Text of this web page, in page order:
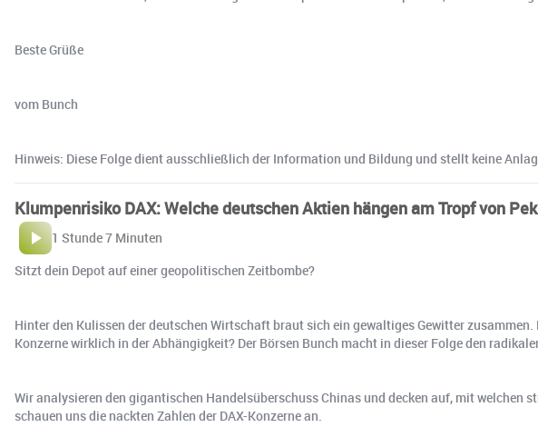
Beste Grüße
vom Bunch
Hinweis: Diese Folge dient ausschließlich der Information und Bildung und stellt keine
Klumpenrisiko DAX: Welche deutschen Aktien hängen am Tropf von
1 Stunde 7 Minuten
Sitzt dein Depot auf einer geopolitischen Zeitbombe?
Hinter den Kulissen der deutschen Wirtschaft braut sich ein gewaltiges Gewitter
Konzerne wirklich in der Abhängigkeit? Der Börsen Bunch macht in dieser Folge den
Wir analysieren den gigantischen Handelsüberschuss Chinas und decken auf, mit
schauen uns die nackten Zahlen der DAX-Konzerne an.